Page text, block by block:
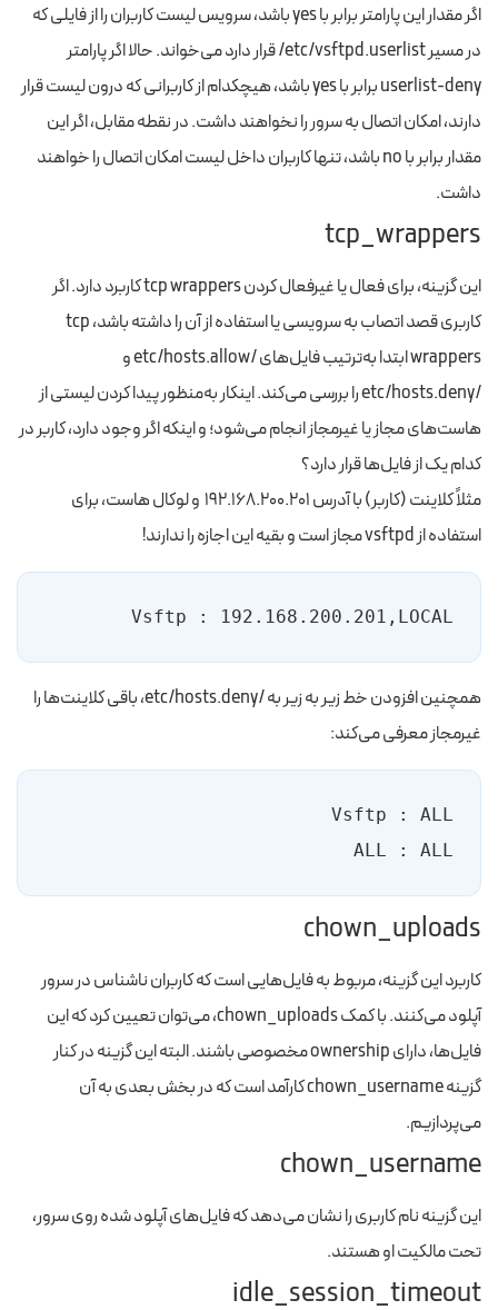
اگر مقدار این پارامتر برابر با yes باشد، سرویس لیست کاربران را از فایلی که
در مسیر etc/vsftpd.userlist/ قرار دارد می‌خواند. حالا اگر پارامتر
userlist-deny برابر با yes باشد، هیچکدام از کاربرانی که درون لیست قرار
دارند، امکان اتصال به سرور را نخواهند داشت. در نقطه مقابل، اگر این
مقدار برابر با no باشد، تنها کاربران داخل لیست امکان اتصال را خواهند
داشت.
tcp_wrappers
این گزینه، برای فعال یا غیرفعال کردن tcp wrappers کاربرد دارد. اگر
کاربری قصد اتصاب به سرویسی یا استفاده از آن را داشته باشد، tcp
wrappers ابتدا به‌ترتیب فایل‌های /etc/hosts.allow و
/etc/hosts.deny را بررسی می‌کند. اینکار به‌منظور پیدا کردن لیستی از
هاست‌های مجاز یا غیرمجاز انجام می‌شود؛ و اینکه اگر وجود دارد، کاربر در
کدام یک از فایل‌ها قرار دارد؟
مثلاً کلاینت (کاربر) با آدرس ۱۹۲.۱۶۸.۲۰۰.۲۰۱ و لوکال هاست، برای
استفاده از vsftpd مجاز است و بقیه این اجازه را ندارند!
Vsftp : 192.168.200.201,LOCAL
همچنین افزودن خط زیر به زیر به /etc/hosts.deny، باقی کلاینت‌ها را
غیرمجاز معرفی می‌کند:
ALL : ALL
chown_uploads
کاربرد این گزینه، مربوط به فایل‌هایی است که کاربران ناشناس در سرور
آپلود می‌کنند. با کمک chown_uploads، می‌توان تعیین کرد که این
فایل‌ها، دارای ownership مخصوصی باشند. البته این گزینه در کنار
گزینه chown_username کارآمد است که در بخش بعدی به آن
می‌پردازیم.
chown_username
این گزینه نام کاربری را نشان می‌دهد که فایل‌های آپلود شده روی سرور،
تحت مالکیت او هستند.
idle_session_timeout